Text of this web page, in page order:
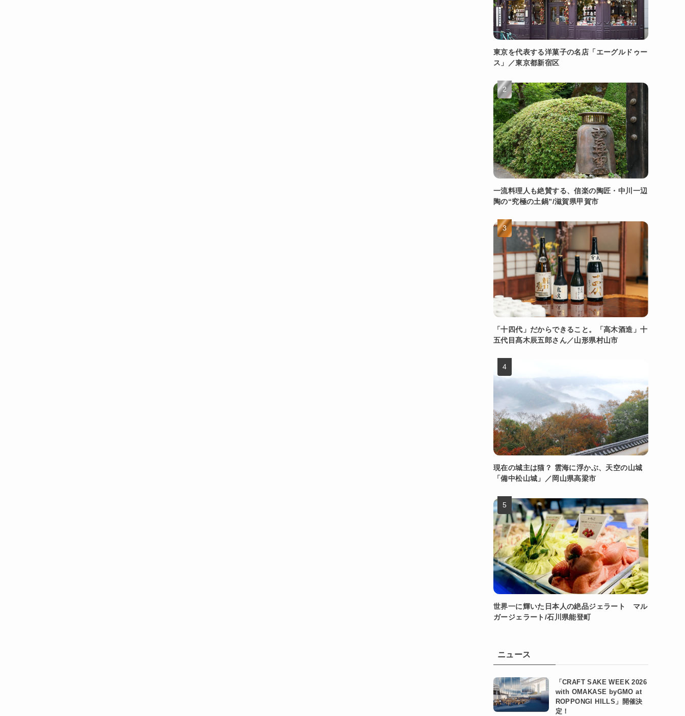
東京を代表する洋菓子の名店「エーグルドゥー
ス」／東京都新宿区
一流料理人も絶賛する、信楽の陶匠・中川一辺
陶の“究極の土鍋”/滋賀県甲賀市
「十四代」だからできること。「高木酒造」十
五代目髙木辰五郎さん／山形県村山市
現在の城主は猫？ 雲海に浮かぶ、天空の山城
「備中松山城」／岡山県高梁市
世界一に輝いた日本人の絶品ジェラート マル
ガージェラート/石川県能登町
ニュース
「CRAFT SAKE WEEK 2026
with OMAKASE byGMO at
ROPPONGI HILLS」開催決
定！